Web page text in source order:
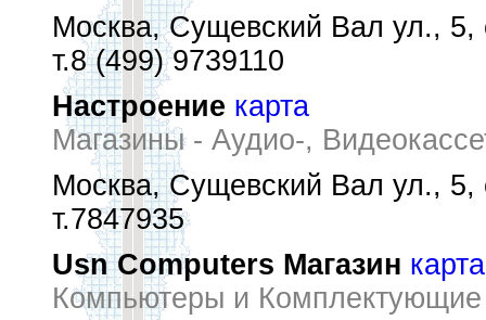
Москва, Сущевский Вал ул., 5,
т.8 (499) 9739110
Настроение карта
Магазины - Аудио-,
Москва, Сущевский Вал ул., 5,
т.7847935
Usn Computers Магазин карта
Компьютеры и